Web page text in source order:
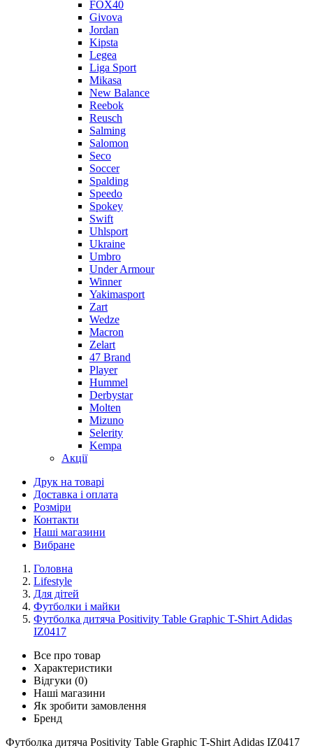
FOX40
Givova
Jordan
Kipsta
Legea
Liga Sport
Mikasa
New Balance
Reebok
Reusch
Salming
Salomon
Seco
Soccer
Spalding
Speedo
Spokey
Swift
Uhlsport
Ukraine
Umbro
Under Armour
Winner
Yakimasport
Zart
Wedze
Macron
Zelart
47 Brand
Player
Hummel
Derbystar
Molten
Mizuno
Selerity
Kempa
Акції
Друк на товарі
Доставка і оплата
Розміри
Контакти
Наші магазини
Вибране
Головна
Lifestyle
Для дітей
Футболки і майки
Футболка дитяча Positivity Table Graphic T-Shirt Adidas
IZ0417
Все про товар
Характеристики
Відгуки (0)
Наші магазини
Як зробити замовлення
Бренд
Футболка дитяча Positivity Table Graphic T-Shirt Adidas IZ0417